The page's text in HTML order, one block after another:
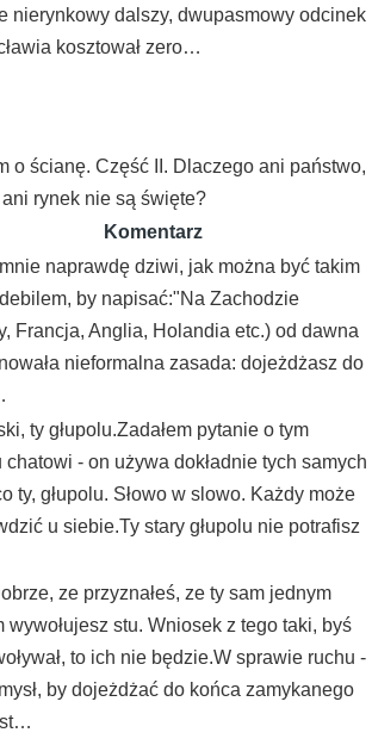
nierynkowy dalszy, dwupasmowy odcinek
kosztował zero…
o ścianę. Część II. Dlaczego ani państwo,
ani rynek nie są święte?
Komentarz
naprawdę dziwi, jak można być takim
by napisać:"Na Zachodzie
Francja, Anglia, Holandia etc.) od dawna
nieformalna zasada: dojeżdżasz do
ty głupolu.Zadałem pytanie o tym
chatowi - on używa dokładnie tych samych
ty, głupolu. Słowo w slowo. Każdy może
u siebie.Ty stary głupolu nie potrafisz
ze przyznałeś, ze ty sam jednym
wywołujesz stu. Wniosek z tego taki, byś
to ich nie będzie.W sprawie ruchu -
by dojeżdżać do końca zamykanego